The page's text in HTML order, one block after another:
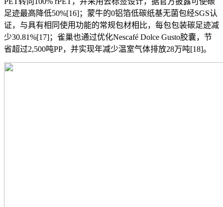
足迹最高降低50%[16]；蒙牛的0铝箔低碳纸基无菌包经SGS认
证，与具有相同使用功能的常规包材相比，每包包装碳足迹减
少30.81%[17]；雀巢也通过优化Nescafé Dolce Gusto胶囊，节
省超过2,500吨PP，并实现年减少温室气体排放28万吨[18]。